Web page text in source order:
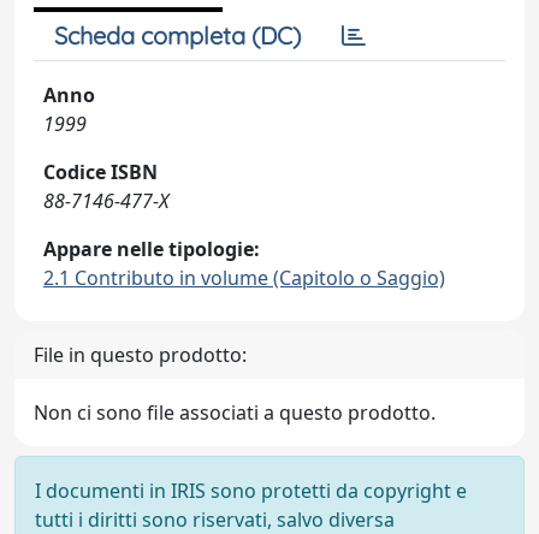
Scheda completa (DC)
Anno
1999
Codice ISBN
88-7146-477-X
Appare nelle tipologie:
2.1 Contributo in volume (Capitolo o Saggio)
File in questo prodotto:
Non ci sono file associati a questo prodotto.
I documenti in IRIS sono protetti da copyright e
tutti i diritti sono riservati, salvo diversa